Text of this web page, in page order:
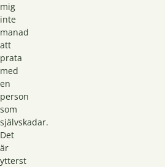
mig
inte
manad
att
prata
med
en
person
som
självskadar.
Det
är
ytterst